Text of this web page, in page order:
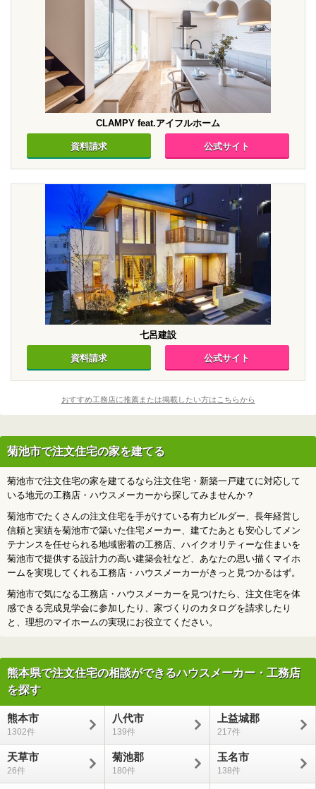
CLAMPY feat.アイフルホーム
資料請求 公式サイト
七呂建設
資料請求 公式サイト
おすすめ工務店に推薦または掲載したい方はこちらから
菊池市で注文住宅の家を建てる
菊池市で注文住宅の家を建てるなら注文住宅・新築一戸建てに対応して
いる地元の工務店・ハウスメーカーから探してみませんか？
菊池市でたくさんの注文住宅を手がけている有力ビルダー、長年経営し
信頼と実績を菊池市で築いた住宅メーカー、建てたあとも安心してメン
テナンスを任せられる地域密着の工務店、ハイクオリティーな住まいを
菊池市で提供する設計力の高い建築会社など、あなたの思い描くマイホ
ームを実現してくれる工務店・ハウスメーカーがきっと見つかるはず。
菊池市で気になる工務店・ハウスメーカーを見つけたら、注文住宅を体
感できる完成見学会に参加したり、家づくりのカタログを請求したり
と、理想のマイホームの実現にお役立てください。
熊本県で注文住宅の相談ができるハウスメーカー・工務店
を探す
熊本市
1302
八代市
139
上益城郡
217
天草市
26
菊池郡
180
玉名市
138